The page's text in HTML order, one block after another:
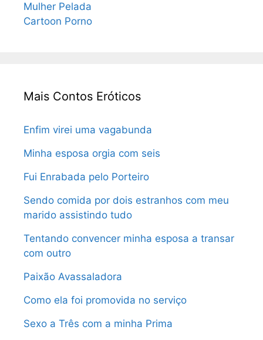
Mulher Pelada
Cartoon Porno
Mais Contos Eróticos
Enfim virei uma vagabunda
Minha esposa orgia com seis
Fui Enrabada pelo Porteiro
Sendo comida por dois estranhos com meu
marido assistindo tudo
Tentando convencer minha esposa a transar
com outro
Paixão Avassaladora
Como ela foi promovida no serviço
Sexo a Três com a minha Prima